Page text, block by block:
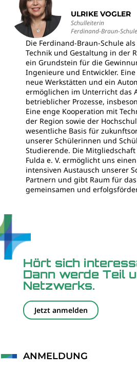
ULRIKE VOGLER
Schulleiterin
Ferdinand-Braun-Schule
Die Ferdinand-Braun-Schule
Technik und Gestaltung in der
ein Grundstein für die
Ingenieure und Entwickler.
neue Werkstätten und ein
ermöglichen im Unterricht das
betrieblicher Prozesse,
Eine enge Kooperation mit
der Region sowie der
wesentliche Basis für
unserer Schülerinnen und
Studierende. Die Mitgliedschaft
Fulda e. V. ermöglicht uns
intensiven Austausch unserer
Partnern und gibt Raum für
gemeinsamen und
Hört sich
Dann werde Teil
Netzwerks.
Jetzt anmelden
ANMELDUNG